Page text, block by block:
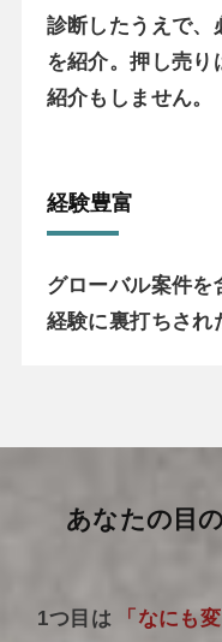
診断したうえで、
を紹介。押し売り
紹介もしません。
経験豊富
グローバル案件
経験に裏打ちされ
あなたの目
1つ目は 「なにも